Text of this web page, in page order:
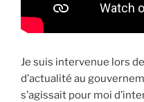
Je suis intervenue lors
d’actualité au
s’agissait pour moi